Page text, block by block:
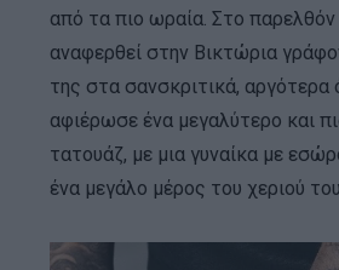
από τα πιο ωραία. Στο παρελθόν
αναφερθεί στην Βικτώρια
της στα σανσκριτικά,
αφιέρωσε ένα μεγαλύτερο και
τατουάζ, με μια γυναίκα με
ένα μεγάλο μέρος του χεριού